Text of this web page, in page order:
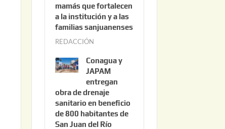
t
o
3
0
2
6
mamás que fortalecen
a la institución y a las
familias sanjuanenses
REDACCIÓN
n
i
o
3
0
Conagua y
JAPAM
entregan
obra de drenaje
sanitario en beneficio
de 800 habitantes de
San Juan del Río